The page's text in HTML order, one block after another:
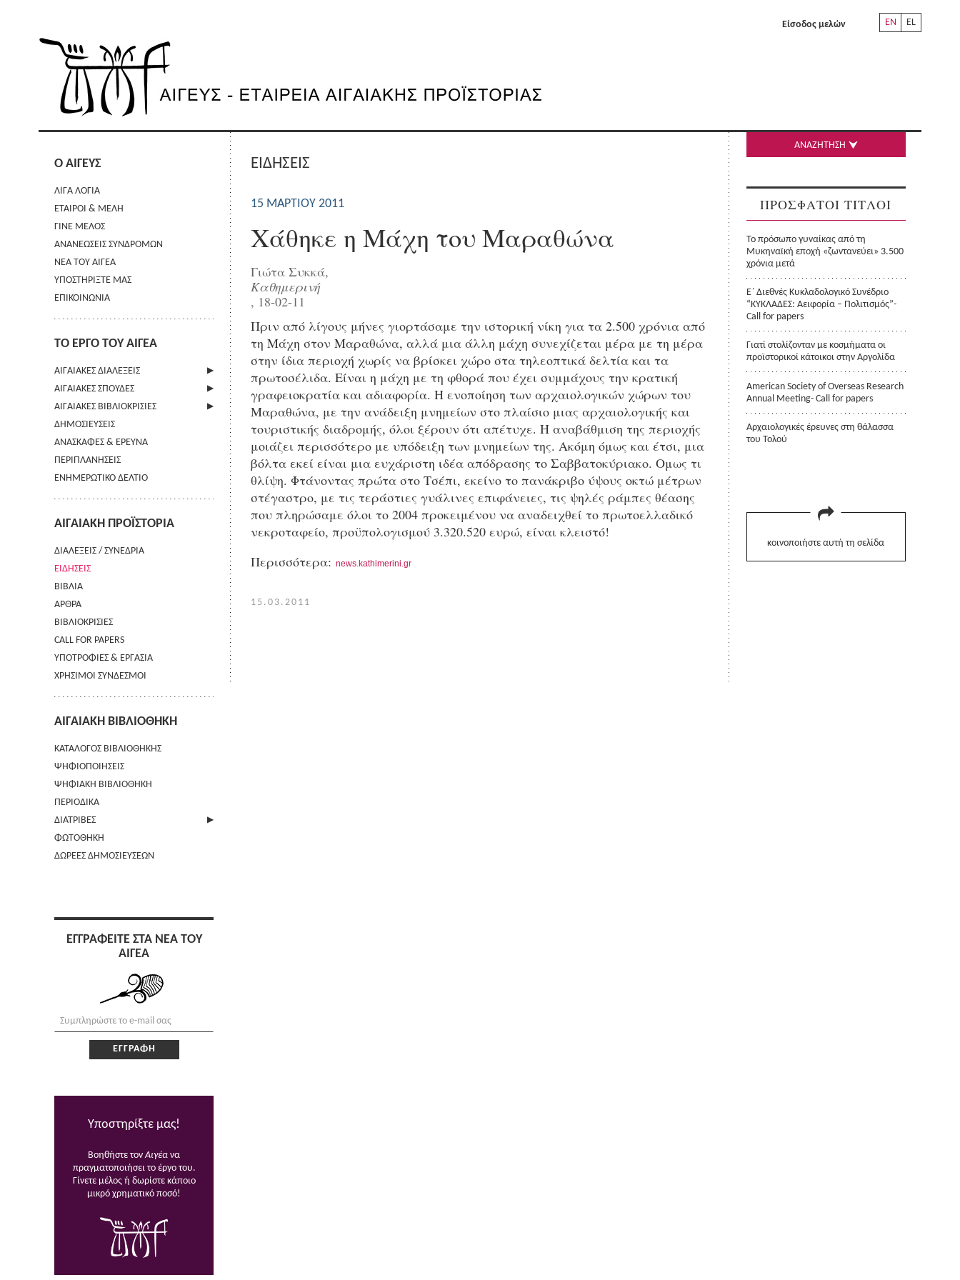
EN EL
Είσοδος μελών
Ο ΑΙΓΕΥΣ
ΛΙΓΑ ΛΟΓΙΑ
ΕΤΑΙΡΟΙ & ΜΕΛΗ
ΓΙΝΕ ΜΕΛΟΣ
ΑΝΑΝΕΩΣΕΙΣ ΣΥΝΔΡΟΜΩΝ
ΝΕΑ ΤΟΥ ΑΙΓΕΑ
ΥΠΟΣΤΗΡΙΞΤΕ ΜΑΣ
ΕΠΙΚΟΙΝΩΝΙΑ
ΤΟ ΕΡΓΟ ΤΟΥ ΑΙΓΕΑ
ΑΙΓΑΙΑΚΕΣ ΔΙΑΛΕΞΕΙΣ
ΠΛΗΡΟΦΟΡΙΕΣ
ΑΙΓΑΙΑΚΕΣ ΣΠΟΥΔΕΣ
ΠΛΗΡΟΦΟΡΙΕΣ
ΟΔΗΓΙΕΣ ΠΡΟΣ ΣΥΓΓΡΑΦΕΙΣ
ΟΡΟΙ ΧΡΗΣΗΣ
ΕΠΙΚΟΙΝΩΝΙΑ
ΑΙΓΑΙΑΚΕΣ ΒΙΒΛΙΟΚΡΙΣΙΕΣ
ΠΛΗΡΟΦΟΡΙΕΣ
ΔΗΜΟΣΙΕΥΣΕΙΣ
ΑΝΑΣΚΑΦΕΣ & ΕΡΕΥΝΑ
ΠΕΡΙΠΛΑΝΗΣΕΙΣ
ΕΝΗΜΕΡΩΤΙΚΟ ΔΕΛΤΙΟ
ΑΙΓΑΙΑΚΗ ΠΡΟΪΣΤΟΡΙΑ
ΔΙΑΛΕΞΕΙΣ / ΣΥΝΕΔΡΙΑ
ΕΙΔΗΣΕΙΣ
ΒΙΒΛΙΑ
ΑΡΘΡΑ
ΒΙΒΛΙΟΚΡΙΣΙΕΣ
CALL FOR PAPERS
ΥΠΟΤΡΟΦΙΕΣ & ΕΡΓΑΣΙΑ
ΧΡΗΣΙΜΟΙ ΣΥΝΔΕΣΜΟΙ
ΑΙΓΑΙΑΚΗ ΒΙΒΛΙΟΘΗΚΗ
ΚΑΤΑΛΟΓΟΣ ΒΙΒΛΙΟΘΗΚΗΣ
ΨΗΦΙΟΠΟΙΗΣΕΙΣ
ΨΗΦΙΑΚΗ ΒΙΒΛΙΟΘΗΚΗ
ΠΕΡΙΟΔΙΚΑ
ΔΙΑΤΡΙΒΕΣ
ΑΠΟΣΤΟΛΗ ΠΕΡΙΛΗΨΗΣ
ΦΩΤΟΘΗΚΗ
ΔΩΡΕΕΣ ΔΗΜΟΣΙΕΥΣΕΩΝ
ΕΓΓΡΑΦΕΙΤΕ ΣΤΑ ΝΕΑ ΤΟΥ
ΑΙΓΕΑ
Υποστηρίξτε μας!
Βοηθήστε τονΑιγέα να
πραγματοποιήσει το έργο του.
Γίνετε μέλος ή δωρίστε κάποιο
μικρό χρηματικό ποσό!
ΕΙΔΗΣΕΙΣ
15 ΜΑΡΤΊΟΥ 2011
Χάθηκε η Μάχη του Μαραθώνα
Γιώτα Συκκά,
Καθημερινή
, 18-02-11
Πριν από λίγους μήνες γιορτάσαμε την ιστορική νίκη για τα 2.500 χρόνια από
τη Μάχη στον Μαραθώνα, αλλά μια άλλη μάχη συνεχίζεται μέρα με τη μέρα
στην ίδια περιοχή χωρίς να βρίσκει χώρο στα τηλεοπτικά δελτία και τα
πρωτοσέλιδα. Είναι η μάχη με τη φθορά που έχει συμμάχους την κρατική
γραφειοκρατία και αδιαφορία. Η ενοποίηση των αρχαιολογικών χώρων του
Μαραθώνα, με την ανάδειξη μνημείων στο πλαίσιο μιας αρχαιολογικής και
τουριστικής διαδρομής, όλοι ξέρουν ότι απέτυχε. Η αναβάθμιση της περιοχής
μοιάζει περισσότερο με υπόδειξη των μνημείων της. Ακόμη όμως και έτσι, μια
βόλτα εκεί είναι μια ευχάριστη ιδέα απόδρασης το Σαββατοκύριακο. Ομως τι
θλίψη. Φτάνοντας πρώτα στο Τσέπι, εκείνο το πανάκριβο ύψους οκτώ μέτρων
στέγαστρο, με τις τεράστιες γυάλινες επιφάνειες, τις ψηλές ράμπες θέασης
που πληρώσαμε όλοι το 2004 προκειμένου να αναδειχθεί το πρωτοελλαδικό
νεκροταφείο, προϋπολογισμού 3.320.520 ευρώ, είναι κλειστό!
Περισσότερα: news.kathimerini.gr
15.03.2011
ΑΝΑΖΗΤΗΣΗ
ΠΡΟΣΦΑΤΟΙ ΤΙΤΛΟΙ
Το πρόσωπο γυναίκας από τη
Μυκηναϊκή εποχή «ζωντανεύει» 3.500
χρόνια μετά
Ε΄ Διεθνές Κυκλαδολογικό Συνέδριο
“ΚΥΚΛΑΔΕΣ: Αειφορία – Πολιτισμός”-
Call for papers
Γιατί στολίζονταν με κοσμήματα οι
προϊστορικοί κάτοικοι στην Αργολίδα
American Society of Overseas Research
Annual Meeting- Call for papers
Αρχαιολογικές έρευνες στη θάλασσα
του Τολού
κοινοποιήστε αυτή τη σελίδα